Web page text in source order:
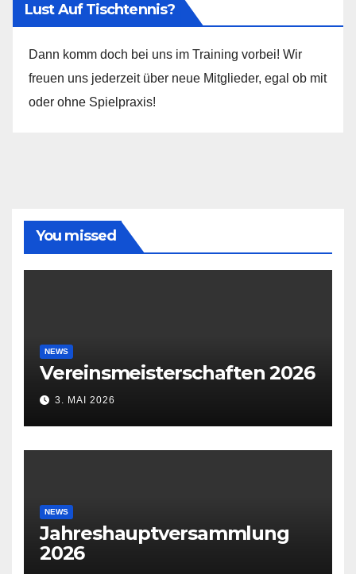
Lust Auf Tischtennis?
Dann komm doch bei uns im Training vorbei! Wir
freuen uns jederzeit über neue Mitglieder, egal ob mit
oder ohne Spielpraxis!
You missed
NEWS
Vereinsmeisterschaften 2026
3. MAI 2026
NEWS
Jahreshauptversammlung
2026